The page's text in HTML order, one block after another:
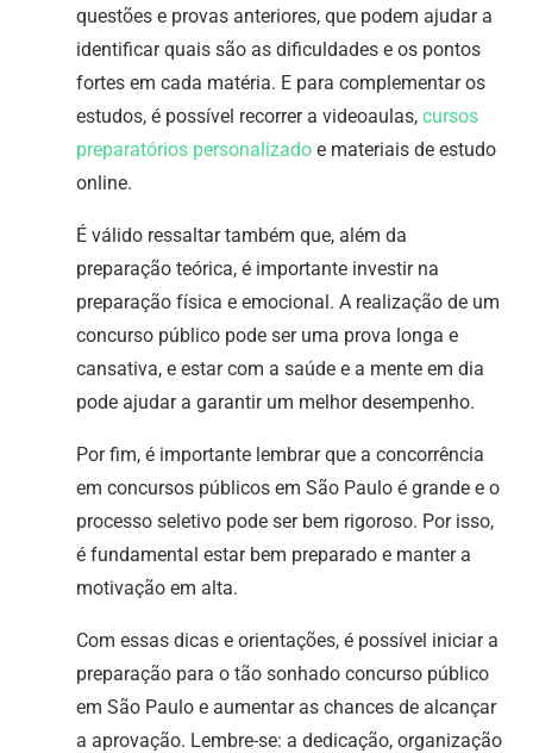
questões e provas anteriores, que podem ajudar a
identificar quais são as dificuldades e os pontos
fortes em cada matéria. E para complementar os
estudos, é possível recorrer a videoaulas, cursos
preparatórios personalizado e materiais de estudo
online.
É válido ressaltar também que, além da
preparação teórica, é importante investir na
preparação física e emocional. A realização de um
concurso público pode ser uma prova longa e
cansativa, e estar com a saúde e a mente em dia
pode ajudar a garantir um melhor desempenho.
Por fim, é importante lembrar que a concorrência
em concursos públicos em São Paulo é grande e o
processo seletivo pode ser bem rigoroso. Por isso,
é fundamental estar bem preparado e manter a
motivação em alta.
Com essas dicas e orientações, é possível iniciar a
preparação para o tão sonhado concurso público
em São Paulo e aumentar as chances de alcançar
a aprovação. Lembre-se: a dedicação, organização